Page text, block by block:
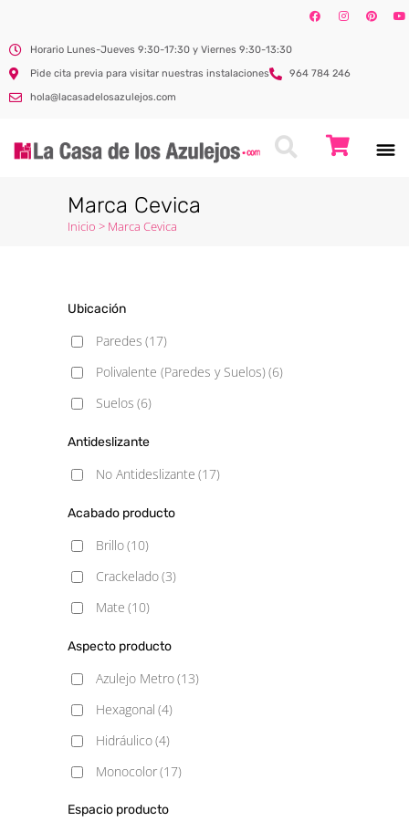
Horario Lunes-Jueves 9:30-17:30 y Viernes 9:30-13:30
Pide cita previa para visitar nuestras instalaciones
964 784 246
hola@lacasadelosazulejos.com
Marca Cevica
Inicio > Marca Cevica
Ubicación
Paredes (17)
Polivalente (Paredes y Suelos)(6)
Suelos (6)
Antideslizante
No Antideslizante (17)
Acabado producto
Brillo(10)
Crackelado(3)
Mate (10)
Aspecto producto
Azulejo Metro(13)
Hexagonal (4)
Hidráulico(4)
Monocolor(17)
Rústico(3)
Espacio producto